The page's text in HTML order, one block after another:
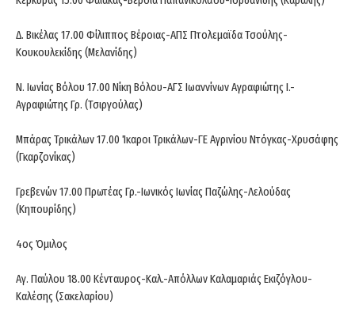
Δ. Βικέλας 17.00 Φίλιππος Βέροιας-ΑΠΣ Πτολεμαϊδα Τσούλης-
Κουκουλεκίδης (Μελανίδης)
Ν. Ιωνίας Βόλου 17.00 Νίκη Βόλου-ΑΓΣ Ιωαννίνων Αγραφιώτης Ι.-
Αγραφιώτης Γρ. (Τσιργούλας)
Μπάρας Τρικάλων 17.00 Ίκαροι Τρικάλων-ΓΕ Αγρινίου Ντόγκας-Χρυσάφης
(Γκαρζονίκας)
Γρεβενών 17.00 Πρωτέας Γρ.-Ιωνικός Ιωνίας Παζώλης-Λελούδας
(Κηπουρίδης)
4ος Όμιλος
Αγ. Παύλου 18.00 Κένταυρος-Καλ.-Απόλλων Καλαμαριάς Εκιζόγλου-
Καλέσης (Σακελαρίου)